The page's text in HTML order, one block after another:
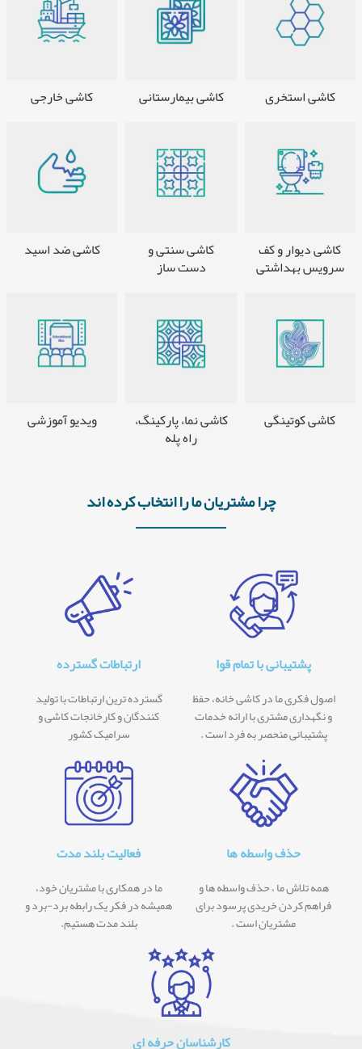
کاشی استخری کاشی بیمارستانی کاشی خارجی
کاشی دیوار و کف
سرویس بهداشتی
کاشی سنتی و
دست ساز
کاشی ضد اسید
کاشی کوتینگی کاشی نما، پارکینگ،
راه پله
ویدیو آموزشی
چرا مشتریان ما را انتخاب کرده اند
پشتیبانی با تمام قوا
اصول فکری ما در کاشی خانه، حفظ
و نگهداری مشتری با ارائه خدمات
پشتیبانی منحصر به فرد است .
ارتباطات گسترده
گسترده ترین ارتباطات با تولید
کنندگان و کارخانجات کاشی و
سرامیک کشور
حذف واسطه ها
همه تلاش ما ، حذف واسطه ها و
فراهم کردن خریدی پرسود برای
مشتریان است .
فعالیت بلند مدت
ما در همکاری با مشتریان خود،
همیشه در فکر یک رابطه برد-برد و
بلند مدت هستیم.
کارشناسان حرفه ای